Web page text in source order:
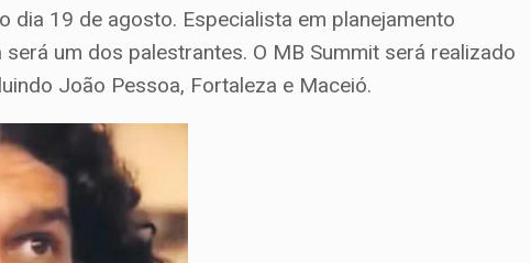
dia 19 de agosto. Especialista em planejamento
um dos palestrantes. O MB Summit será realizado
João Pessoa, Fortaleza e Maceió.